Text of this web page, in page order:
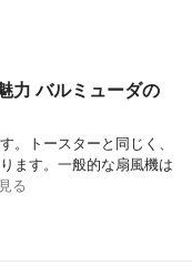
力 バルミューダの
。トースターと同じく、
ます。一般的な扇風機は
る